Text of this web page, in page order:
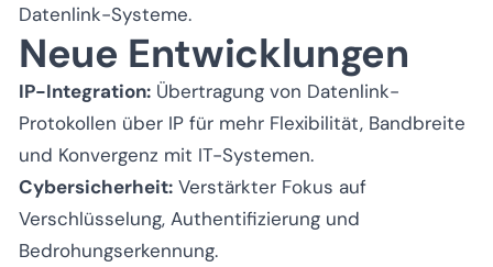
Datenlink-Systeme.
Neue Entwicklungen
IP-Integration: Übertragung von Datenlink-
Protokollen über IP für mehr Flexibilität, Bandbreite
und Konvergenz mit IT-Systemen.
Cybersicherheit: Verstärkter Fokus auf
Verschlüsselung, Authentifizierung und
Bedrohungserkennung.